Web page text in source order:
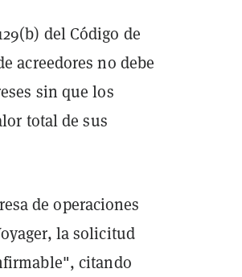
del Código de
acreedores no debe
sin que los
total de sus
de operaciones
la solicitud
citando